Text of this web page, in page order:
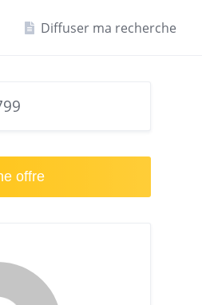
Diffuser ma recherche
offre